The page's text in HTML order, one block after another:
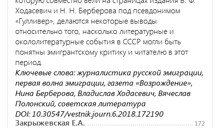
Ходасевич и Н. Н. Берберова под псевдонимом
«Гулливер», делаются некоторые выводы
относительно того, насколько литературные и
окололитературные события в СССР могли быть
понятны эмигрантскому критику и читателю в этот
период.
Ключевые слова: журналистика русской эмиграции,
первая волна эмиграции, газета «Возрождение»,
Нина Берберова, Владислав Ходасевич, Вячеслав
Полонский, советская литература
DOI: 10.30547/vestnik.journ.6.2018.172190
Закрыжевская Е.А.
172